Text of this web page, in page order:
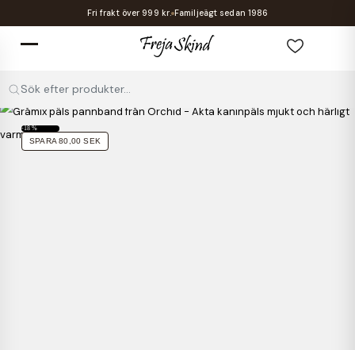
Fri frakt över 999 kr. Familjeägt sedan 1986
Sök efter produkter...
-18 %
SPARA 80,00 SEK